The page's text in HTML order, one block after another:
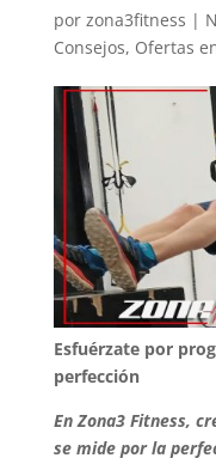
por zona3fitness |
Consejos, Ofertas
Esfuérzate por
perfección
En Zona3 Fitness,
se mide por la